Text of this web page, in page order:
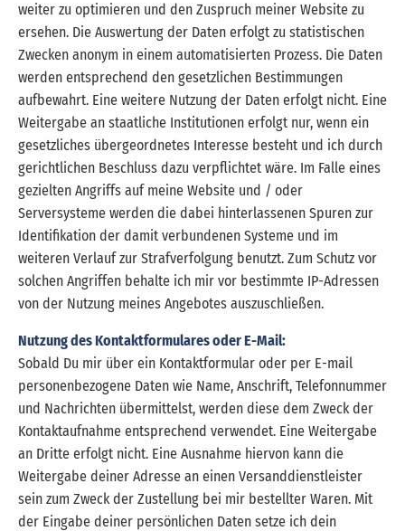
weiter zu optimieren und den Zuspruch meiner Website zu
ersehen. Die Auswertung der Daten erfolgt zu statistischen
Zwecken anonym in einem automatisierten Prozess. Die Daten
werden entsprechend den gesetzlichen Bestimmungen
aufbewahrt. Eine weitere Nutzung der Daten erfolgt nicht. Eine
Weitergabe an staatliche Institutionen erfolgt nur, wenn ein
gesetzliches übergeordnetes Interesse besteht und ich durch
gerichtlichen Beschluss dazu verpflichtet wäre. Im Falle eines
gezielten Angriffs auf meine Website und / oder
Serversysteme werden die dabei hinterlassenen Spuren zur
Identifikation der damit verbundenen Systeme und im
weiteren Verlauf zur Strafverfolgung benutzt. Zum Schutz vor
solchen Angriffen behalte ich mir vor bestimmte IP-Adressen
von der Nutzung meines Angebotes auszuschließen.
Nutzung des Kontaktformulares oder E-Mail:
Sobald Du mir über ein Kontaktformular oder per E-mail
personenbezogene Daten wie Name, Anschrift, Telefonnummer
und Nachrichten übermittelst, werden diese dem Zweck der
Kontaktaufnahme entsprechend verwendet. Eine Weitergabe
an Dritte erfolgt nicht. Eine Ausnahme hiervon kann die
Weitergabe deiner Adresse an einen Versanddienstleister
sein zum Zweck der Zustellung bei mir bestellter Waren. Mit
der Eingabe deiner persönlichen Daten setze ich dein